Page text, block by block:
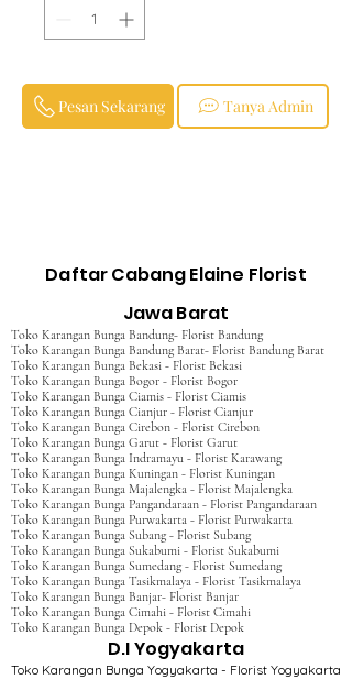
Tanya Admin
Pesan Sekarang
Daftar Cabang Elaine Florist
Jawa Barat
Toko Karangan Bunga Bandung- Florist Bandung
Toko Karangan Bunga Bandung Barat- Florist Bandung Barat
Toko Karangan Bunga Bekasi - Florist Bekasi
Toko Karangan Bunga Bogor - Florist Bogor
Toko Karangan Bunga Ciamis - Florist Ciamis
Toko Karangan Bunga Cianjur - Florist Cianjur
Toko Karangan Bunga Cirebon - Florist Cirebon
Toko Karangan Bunga Garut - Florist Garut
Toko Karangan Bunga Indramayu - Florist Karawang
Toko Karangan Bunga Kuningan - Florist Kuningan
Toko Karangan Bunga Majalengka - Florist Majalengka
Toko Karangan Bunga Pangandaraan - Florist Pangandaraan
Toko Karangan Bunga Purwakarta - Florist Purwakarta
Toko Karangan Bunga Subang - Florist Subang
Toko Karangan Bunga Sukabumi - Florist Sukabumi
Toko Karangan Bunga Sumedang - Florist Sumedang
Toko Karangan Bunga Tasikmalaya - Florist Tasikmalaya
Toko Karangan Bunga Banjar- Florist Banjar
Toko Karangan Bunga Cimahi - Florist Cimahi
Toko Karangan Bunga Depok - Florist Depok
D.I Yogyakarta
Toko Karangan Bunga Yogyakarta - Florist Yogyakarta